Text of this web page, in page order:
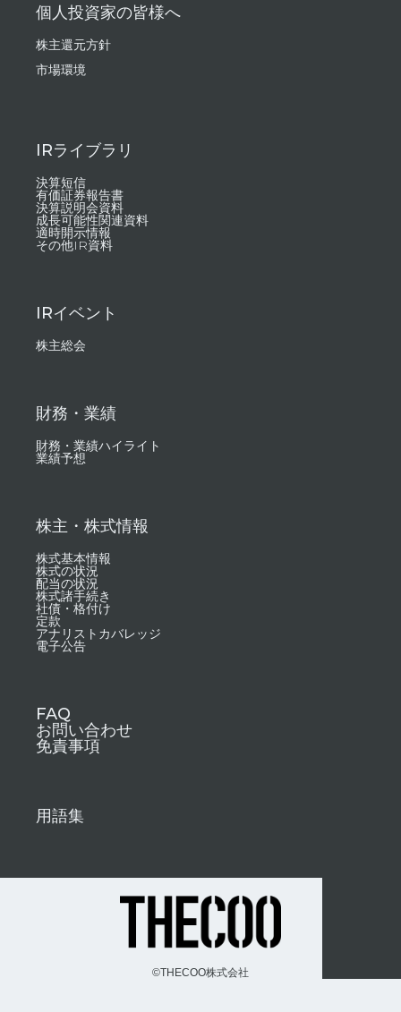
個人投資家の皆様へ
株主還元方針
市場環境
IRライブラリ
決算短信
有価証券報告書
決算説明会資料
成長可能性関連資料
適時開示情報
その他IR資料
IRイベント
株主総会
財務・業績
財務・業績ハイライト
業績予想
株主・株式情報
株式基本情報
株式の状況
配当の状況
株式諸手続き
社債・格付け
定款
アナリストカバレッジ
電子公告
FAQ
お問い合わせ
免責事項
用語集
©︎THECOO株式会社